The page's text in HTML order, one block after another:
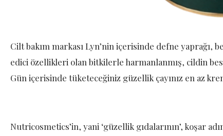
Cilt bakım markası Lyn’nin içerisinde defne yaprağı,
edici özellikleri olan bitkilerle harmanlanmış, cildin
Gün içerisinde tüketeceğiniz güzellik çayınız en az
Nutricosmetics’in, yani ‘güzellik gıdalarının’, koşar